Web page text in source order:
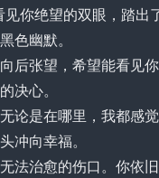
你绝望的双眼，踏出
幽默。
张望，希望能看见
决心。
是在哪里，我都感
冲向幸福。
治愈的伤口。你依